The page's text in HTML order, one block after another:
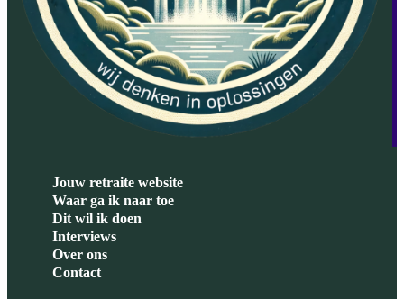
Jouw retraite website
Waar ga ik naar toe
Dit wil ik doen
Interviews
Over ons
Contact